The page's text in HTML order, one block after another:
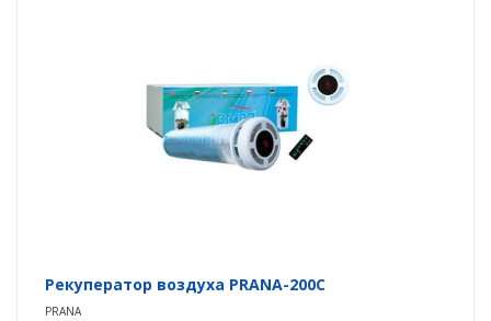
Рекуператор воздуха PRANA-200C
PRANA